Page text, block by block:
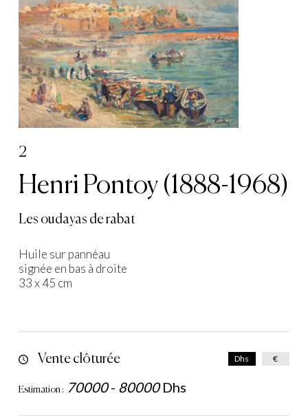
2
Henri Pontoy (1888-1968)
Les oudayas de rabat
Huile sur pannéau
signée en bas à droite
33 x 45 cm
Vente clôturée
Estimation : 70000- 80000 Dhs
Dhs €